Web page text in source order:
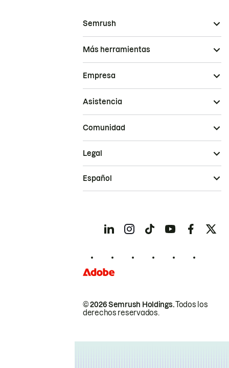
Semrush
Más herramientas
Empresa
Asistencia
Comunidad
© 2026 Semrush Holdings.Todos los
derechos reservados.
Legal
Español